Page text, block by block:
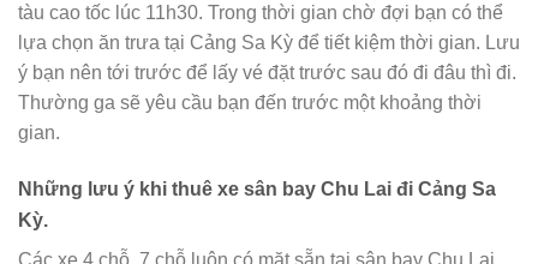
tàu cao tốc lúc 11h30. Trong thời gian chờ đợi bạn có thể
lựa chọn ăn trưa tại Cảng Sa Kỳ để tiết kiệm thời gian. Lưu
ý bạn nên tới trước để lấy vé đặt trước sau đó đi đâu thì đi.
Thường ga sẽ yêu cầu bạn đến trước một khoảng thời
gian.
Những lưu ý khi thuê xe sân bay Chu Lai đi Cảng Sa
Kỳ.
Các xe 4 chỗ, 7 chỗ luôn có mặt sẵn tại sân bay Chu Lai.